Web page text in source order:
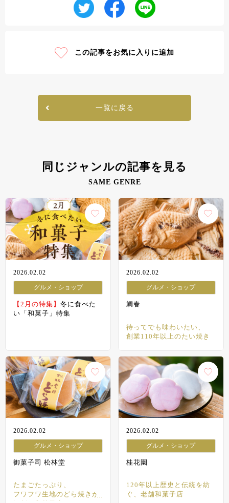
この記事をお気に入りに追加
一覧に戻る
同じジャンルの記事を見る
SAME GENRE
2026.02.02
グルメ・ショップ
【2月の特集】 冬に食べた
い「和菓子」特集
2026.02.02
グルメ・ショップ
鯛春
待ってでも味わいたい、
創業110年以上のたい焼き
2026.02.02
グルメ・ショップ
御菓子司 松林堂
たまごたっぷり、
フワフワ生地のどら焼きが
2026.02.02
グルメ・ショップ
桂花園
120年以上歴史と伝統を紡
ぐ、老舗和菓子店